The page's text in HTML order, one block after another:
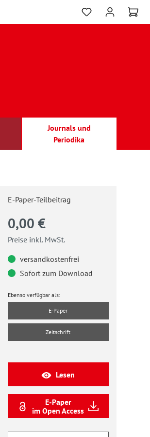
Journals und
Periodika
E-Paper-Teilbeitrag
0,00 €
Preise inkl. MwSt.
versandkostenfrei
Sofort zum Download
Ebenso verfügbar als:
E-Paper
Zeitschrift
Lesen
E-Paper
im Open Access